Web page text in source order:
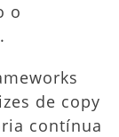
o
de copy
contínua